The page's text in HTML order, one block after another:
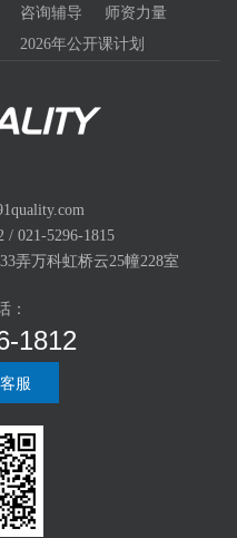
咨询辅导
师资力量
2026年公开课计划
/ 021-5296-1815
弄万科虹桥云25幢228室
：
1812
服